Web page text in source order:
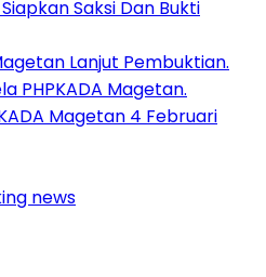
Saksi Dan Bukti
Lanjut Pembuktian.
PHPKADA Magetan.
Magetan 4 Februari
news